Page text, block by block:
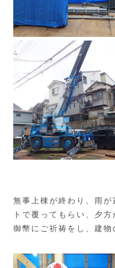
無事上棟が終わり、雨
トで覆ってもらい、夕
御幣にご祈祷をし、建物